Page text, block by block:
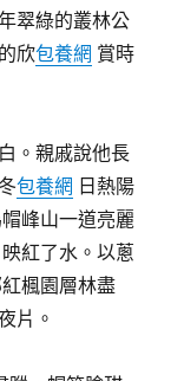
翠綠的叢林公
欣包養網 賞時
。親戚說他長
包養網 日熱陽
峰山一道亮麗
紅了水。以蔥
楓園層林盡
片。